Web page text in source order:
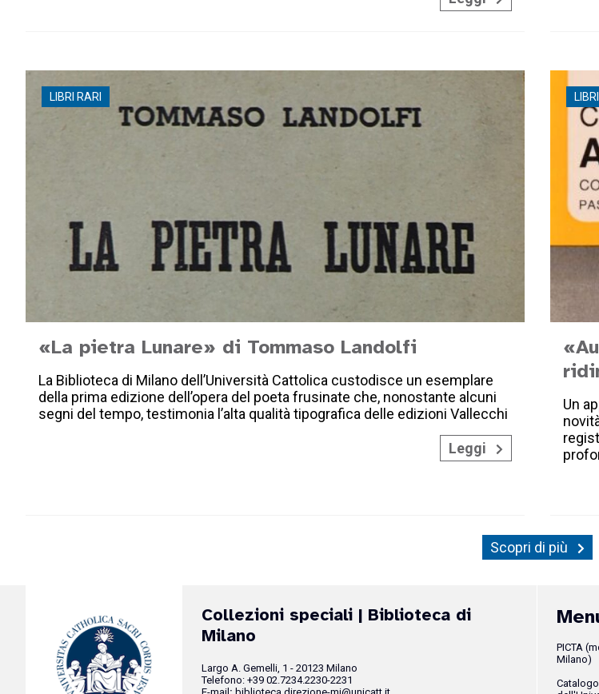
LIBRI RARI
«La pietra Lunare» di Tommaso Landolfi
La Biblioteca di Milano dell’Università Cattolica custodisce un esemplare
della prima edizione dell’opera del poeta frusinate che, nonostante alcuni
segni del tempo, testimonia l’alta qualità tipografica delle edizioni Vallecchi
Leggi
Un
Scopri di più
Collezioni speciali | Biblioteca di
Milano
Largo A. Gemelli, 1 - 20123 Milano
Telefono: +39 02.7234.2230-2231
PICTA
Milano)